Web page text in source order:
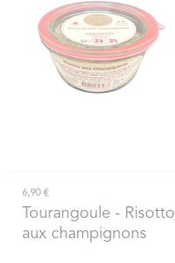
6,90 €
Tourangoule - Risotto
aux champignons